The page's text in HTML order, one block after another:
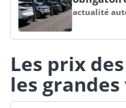
actualité
Les prix
les